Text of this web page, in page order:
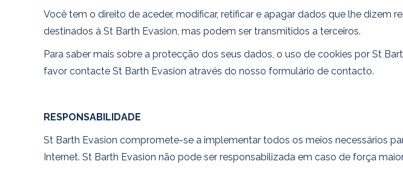
Você tem o direito de aceder, modificar, retificar e apagar dados que lhe dizem
destinados à St Barth Evasion, mas podem ser transmitidos a terceiros.
Para saber mais sobre a protecção dos seus dados, o uso de cookies por St
favor contacte St Barth Evasion através do nosso formulário de contacto.
RESPONSABILIDADE
St Barth Evasion compromete-se a implementar todos os meios necessários
Internet. St Barth Evasion não pode ser responsabilizada em caso de força